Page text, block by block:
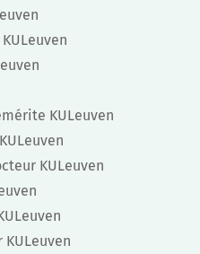
KULeuven
KULeuven